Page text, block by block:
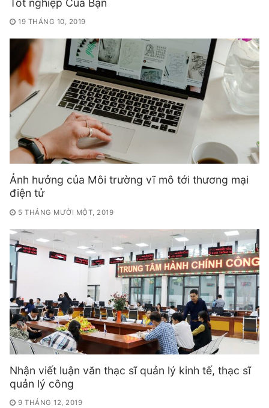
19 THÁNG 10, 2019
Ảnh hưởng của Môi trường vĩ mô tới thương mại
điện tử
5 THÁNG MƯỜI MỘT, 2019
Nhận viết luận văn thạc sĩ quản lý kinh tế, thạc sĩ
quản lý công
9 THÁNG 12, 2019